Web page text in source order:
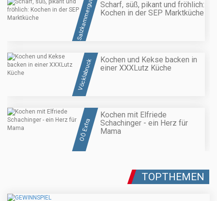
Salzkammergut
Scharf, süß, pikant und fröhlich:
Kochen in der SEP Marktküche
Vöcklabruck
Kochen und Kekse backen in
einer XXXLutz Küche
OÖ Extra
Kochen mit Elfriede
Schachinger - ein Herz für
Mama
TOPTHEMEN